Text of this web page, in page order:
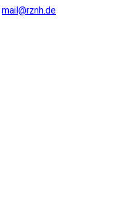
mail@rznh.de